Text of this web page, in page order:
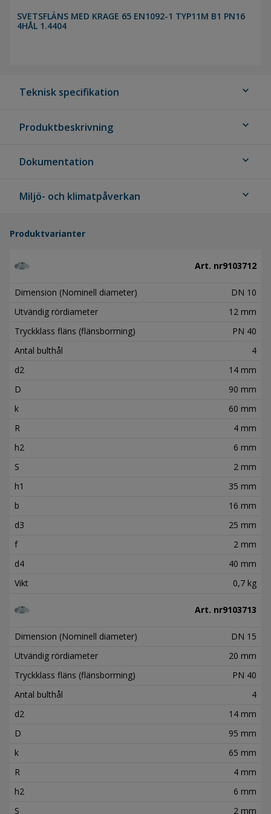
SVETSFLÄNS MED KRAGE 65 EN1092-1 TYP11M B1 PN16
4HÅL 1.4404
Teknisk specifikation expand_more
Produktbeskrivning expand_more
Dokumentation expand_more
Miljö- och klimatpåverkan expand_more
Produktvarianter
Art. nr9103712
Dimension (Nominell diameter)
DN 10
Utvändig rördiameter
12 mm
Tryckklass fläns (flänsborrning)
PN 40
Antal bulthål
4
d2
14 mm
D
90 mm
k
60 mm
R
4 mm
h2
6 mm
S
2 mm
h1
35 mm
b
16 mm
d3
25 mm
f
2 mm
d4
40 mm
Vikt
0,7 kg
Art. nr9103713
Dimension (Nominell diameter)
DN 15
Utvändig rördiameter
20 mm
Tryckklass fläns (flänsborrning)
PN 40
Antal bulthål
4
d2
14 mm
D
95 mm
k
65 mm
R
4 mm
h2
6 mm
S
2 mm